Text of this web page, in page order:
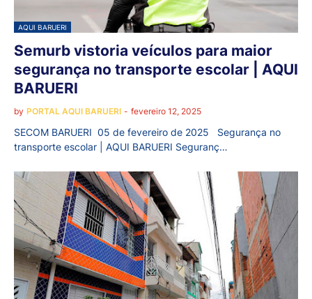
AQUI BARUERI
Semurb vistoria veículos para maior
segurança no transporte escolar | AQUI
BARUERI
by PORTAL AQUI BARUERI - fevereiro 12, 2025
SECOM BARUERI 05 de fevereiro de 2025 Segurança no
transporte escolar | AQUI BARUERI Seguranç…